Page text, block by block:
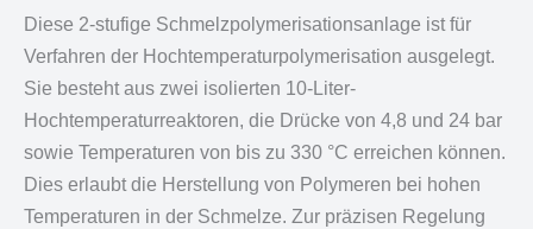
Diese 2-stufige Schmelzpolymerisationsanlage ist für
Verfahren der Hochtemperaturpolymerisation ausgelegt.
Sie besteht aus zwei isolierten 10-Liter-
Hochtemperaturreaktoren, die Drücke von 4,8 und 24 bar
sowie Temperaturen von bis zu 330 °C erreichen können.
Dies erlaubt die Herstellung von Polymeren bei hohen
Temperaturen in der Schmelze. Zur präzisen Regelung